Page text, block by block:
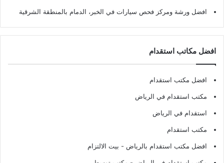
افضل ورشة ومركز فحص سيارات في الخبر، الدمام بالمنطقة الشرقية
افضل مكاتب استقدام
افضل مكتب استقدام
مكتب استقدام في الرياض
استقدام في الرياض
مكتب استقدام
افضل مكتب استقدام بالرياض - بيت الالتزام